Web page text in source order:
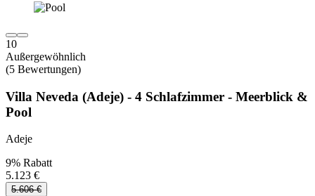
10
Außergewöhnlich
(5 Bewertungen)
Villa Neveda (Adeje) - 4 Schlafzimmer - Meerblick &
Pool
Adeje
9% Rabatt
5.123 €
5.606 €